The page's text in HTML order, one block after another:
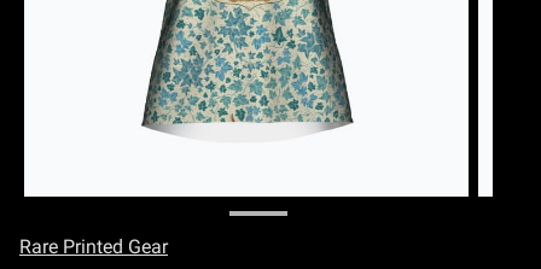
Rare Printed Gear